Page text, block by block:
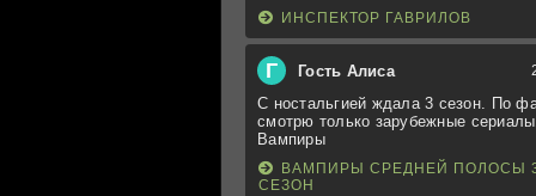
ИНСПЕКТОР ГАВРИЛОВ
Г Гость Алиса
С ностальгией ждала 3 сезон. По
смотрю только зарубежные
Вампиры
ВАМПИРЫ СРЕДНЕЙ ПОЛОСЫ
СЕЗОН